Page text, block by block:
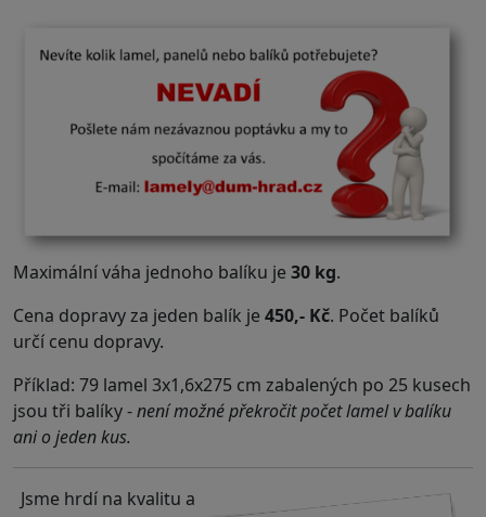
Maximální váha jednoho balíku je 30 kg.
Cena dopravy za jeden balík je 450,- Kč. Počet balíků
určí cenu dopravy.
Příklad: 79 lamel 3x1,6x275 cm zabalených po 25 kusech
jsou tři balíky -není možné překročit počet lamel v balíku
ani o jeden kus.
Jsme hrdí na kvalitu a